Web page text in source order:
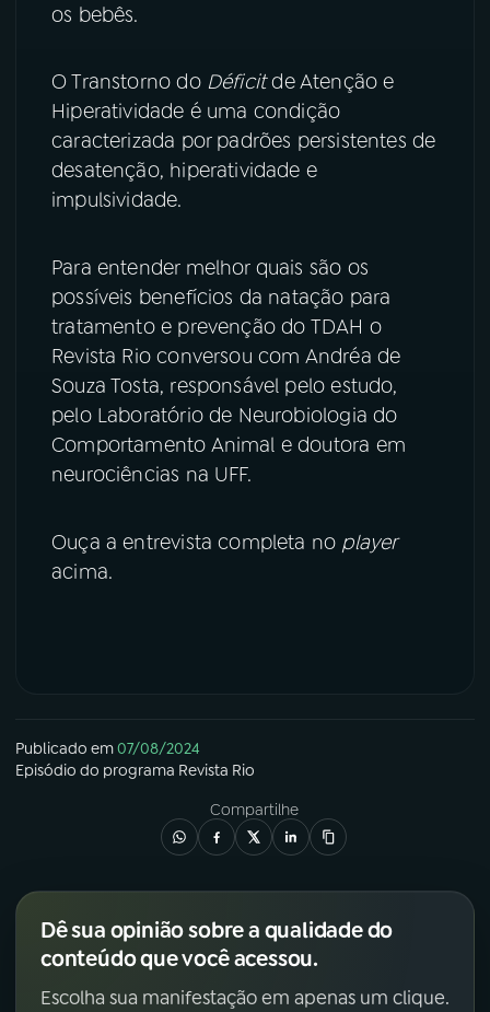
Instagram
TikTok
os bebês.
O Transtorno do Déficitde Atenção e
Hiperatividade é uma condição
caracterizada por padrões persistentes de
desatenção, hiperatividade e
impulsividade.
Para entender melhor quais são os
possíveis benefícios da natação para
tratamento e prevenção do TDAH o
Revista Rio conversou com Andréa de
Souza Tosta, responsável pelo estudo,
pelo Laboratório de Neurobiologia do
Comportamento Animal e doutora em
neurociências na UFF.
Ouça a entrevista completa no player
acima.
Publicado em07/08/2024
Episódio do programa Revista Rio
Compartilhe
Dê sua opinião sobre a qualidade do
conteúdo que você acessou.
Escolha sua manifestação em apenas um clique.